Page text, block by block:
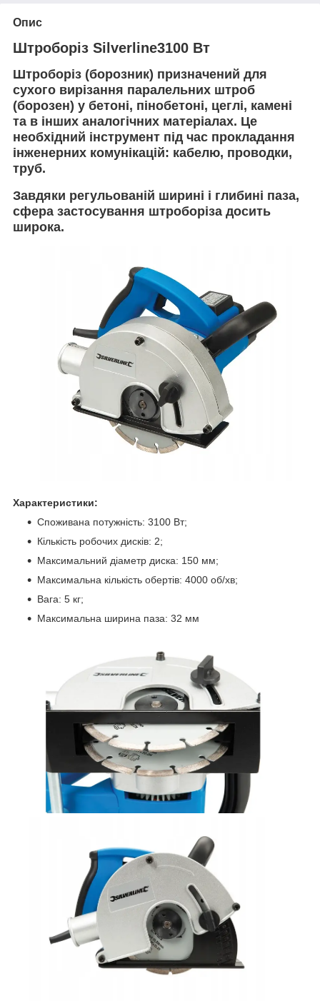
Опис
Штроборіз Silverline3100 Вт
Штроборіз (борозник) призначений для
сухого вирізання паралельних штроб
(борозен) у бетоні, пінобетоні, цеглі, камені
та в інших аналогічних матеріалах. Це
необхідний інструмент під час прокладання
інженерних комунікацій: кабелю, проводки,
труб.
Завдяки регульованій ширині і глибині паза,
сфера застосування штроборіза досить
широка.
Характеристики:
Споживана потужність: 3100 Вт;
Кількість робочих дисків: 2;
Максимальний діаметр диска: 150 мм;
Максимальна кількість обертів: 4000 об/хв;
Вага: 5 кг;
Максимальна ширина паза: 32 мм